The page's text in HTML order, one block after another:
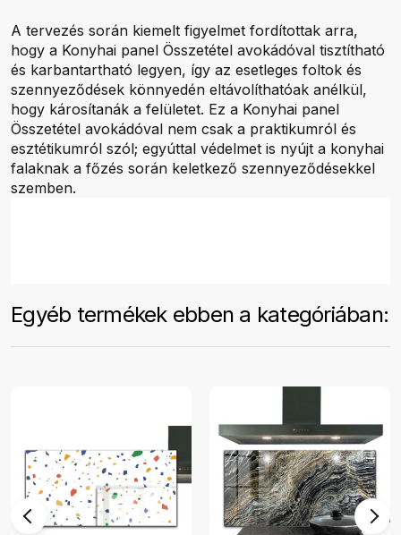
A tervezés során kiemelt figyelmet fordítottak arra,
hogy a Konyhai panel Összetétel avokádóval tisztítható
és karbantartható legyen, így az esetleges foltok és
szennyeződések könnyedén eltávolíthatóak anélkül,
hogy károsítanák a felületet. Ez a Konyhai panel
Összetétel avokádóval nem csak a praktikumról és
esztétikumról szól; egyúttal védelmet is nyújt a konyhai
falaknak a főzés során keletkező szennyeződésekkel
szemben.
Egyéb termékek ebben a kategóriában: